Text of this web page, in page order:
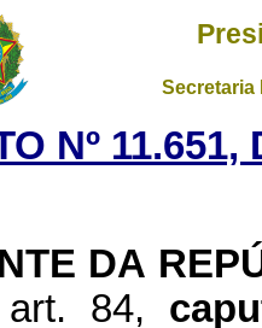
Nº
DA
art. 84,